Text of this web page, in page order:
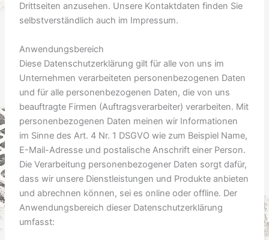
Drittseiten anzusehen. Unsere Kontaktdaten finden Sie
selbstverständlich auch im Impressum.
Anwendungsbereich
Diese Datenschutzerklärung gilt für alle von uns im
Unternehmen verarbeiteten personenbezogenen Daten
und für alle personenbezogenen Daten, die von uns
beauftragte Firmen (Auftragsverarbeiter) verarbeiten. Mit
personenbezogenen Daten meinen wir Informationen
im Sinne des Art. 4 Nr. 1 DSGVO wie zum Beispiel Name,
E-Mail-Adresse und postalische Anschrift einer Person.
Die Verarbeitung personenbezogener Daten sorgt dafür,
dass wir unsere Dienstleistungen und Produkte anbieten
und abrechnen können, sei es online oder offline. Der
Anwendungsbereich dieser Datenschutzerklärung
umfasst: